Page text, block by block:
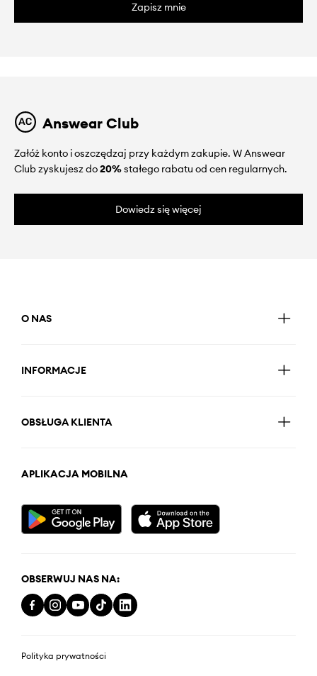
Zapisz mnie
Answear Club
Załóż konto i oszczędzaj przy każdym zakupie. W Answear
Club zyskujesz do20%stałego rabatu od cen regularnych.
Dowiedz się więcej
O NAS
INFORMACJE
OBSŁUGA KLIENTA
APLIKACJA MOBILNA
OBSERWUJ NAS NA:
Polityka prywatności